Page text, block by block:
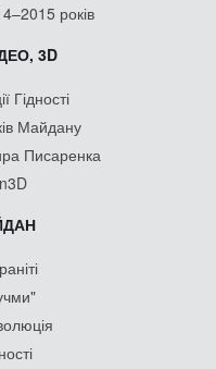
років
3D
Гідності
Майдану
Писаренка